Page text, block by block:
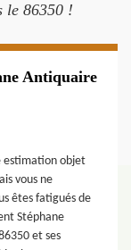
le 86350 !
Antiquaire
estimation objet
vous ne
êtes fatigués de
Stéphane
et ses